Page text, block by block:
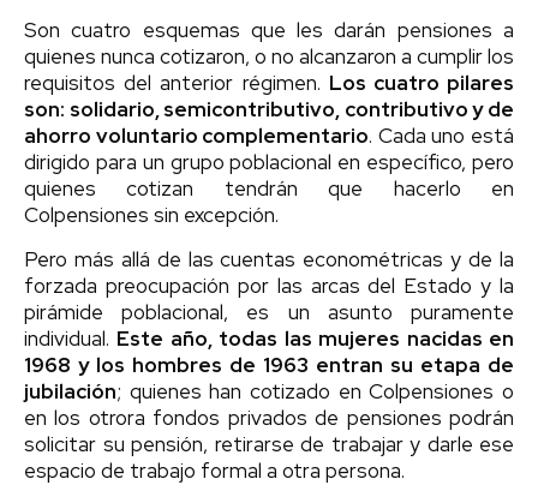
Son cuatro esquemas que les darán pensiones a
quienes nunca cotizaron, o no alcanzaron a cumplir los
requisitos del anterior régimen. Los cuatro pilares
son: solidario, semicontributivo, contributivo y de
ahorro voluntario complementario. Cada uno está
dirigido para un grupo poblacional en específico, pero
quienes cotizan tendrán que hacerlo en
Colpensiones sin excepción.
Pero más allá de las cuentas econométricas y de la
forzada preocupación por las arcas del Estado y la
pirámide poblacional, es un asunto puramente
individual. Este año, todas las mujeres nacidas en
1968 y los hombres de 1963 entran su etapa de
jubilación; quienes han cotizado en Colpensiones o
en los otrora fondos privados de pensiones podrán
solicitar su pensión, retirarse de trabajar y darle ese
espacio de trabajo formal a otra persona.